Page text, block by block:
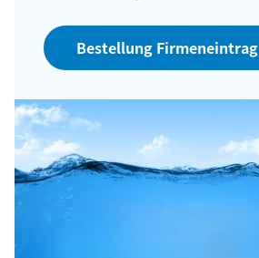
Bestellung Firmeneintrag